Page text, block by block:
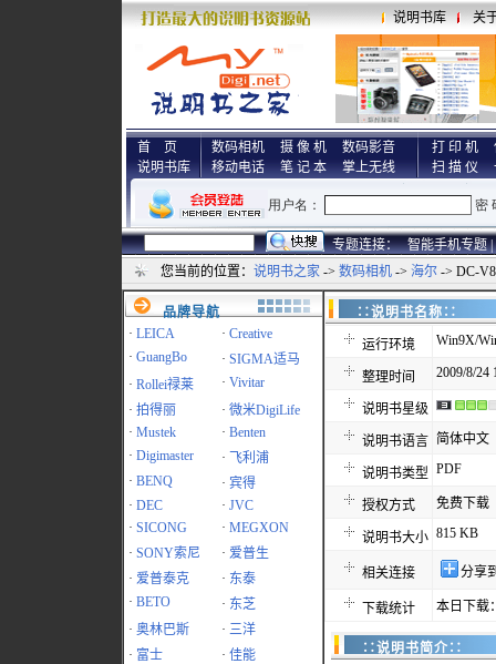
说明书库 关
首 页
说明书库
数码相机 摄 像 机
数码影音
移动电话
笔 记 本 掌上无线
打 印 机
扫 描 仪
专题连接： 智能手机专题 |
您当前的位置： 说明书之家 -> 数码相机 -> 海尔 -> DC-
品牌导航
· LEICA · Creative
· GuangBo · SIGMA适马
· Rollei禄莱 · Vivitar
· 拍得丽 · 微米DigiLife
· Mustek · Benten
· Digimaster ·
飞利浦
· BENQ · 宾得
· DEC · JVC
· SICONG · MEGXON
· SONY索尼 · 爱普生
· 爱普泰克 · 东泰
· BETO · 东芝
· 奥林巴斯 · 三洋
· 富士 · 佳能
∷说明书名
运行环境 Win9X/
整理时间 2009/8/24
说明书星级
说明书语言 简体中文
说明书类型 PDF
授权方式 免费下载
说明书大小 815 KB
相关连接 分享
下载统计 本日下载
∷说明书简介∷